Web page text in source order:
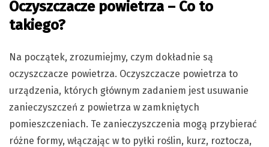
Oczyszczacze powietrza – Co to
takiego?
Na początek, zrozumiejmy, czym dokładnie są
oczyszczacze powietrza. Oczyszczacze powietrza to
urządzenia, których głównym zadaniem jest usuwanie
zanieczyszczeń z powietrza w zamkniętych
pomieszczeniach. Te zanieczyszczenia mogą przybierać
różne formy, włączając w to pyłki roślin, kurz, roztocza,